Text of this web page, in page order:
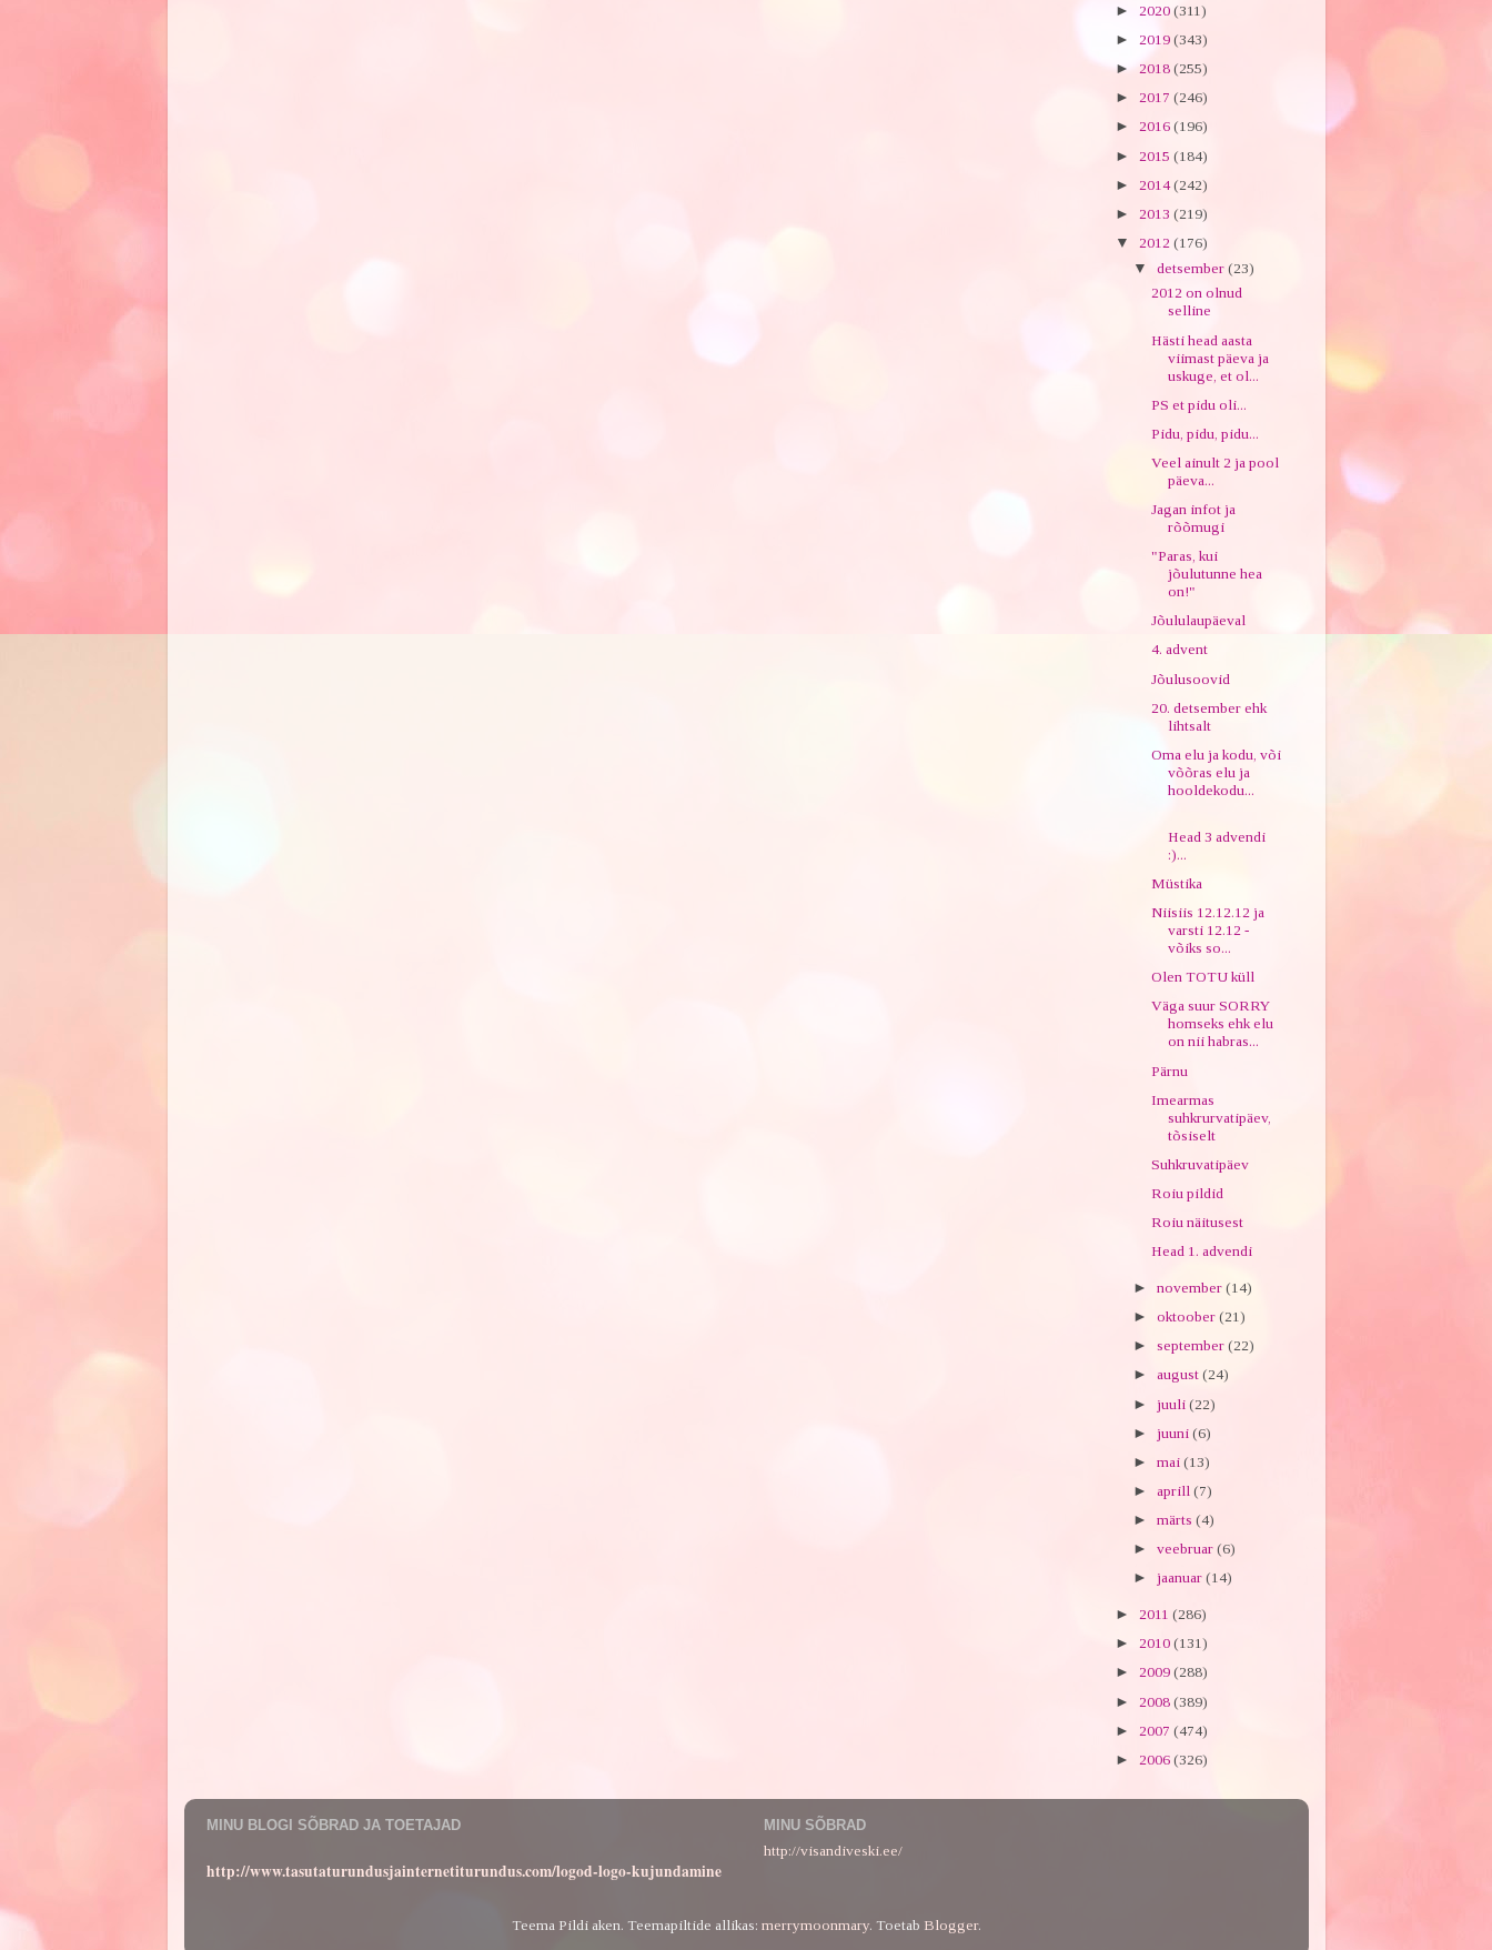
► 2020 (311)
► 2019 (343)
► 2018 (255)
► 2017 (246)
► 2016 (196)
► 2015 (184)
► 2014(242)
► 2013 (219)
▼ 2012 (176)
▼ detsember (23)
2012 on olnud
selline
Hästi head aasta
viimast päeva ja
uskuge, et ol...
PS et pidu oli...
Pidu, pidu, pidu...
Veel ainult 2 ja pool
päeva...
Jagan infot ja
rõõmugi
"Paras, kui
jõulutunne hea
on!"
Jõululaupäeval
4. advent
Jõulusoovid
20. detsember ehk
lihtsalt
Oma elu ja kodu, või
võõras elu ja
hooldekodu...
Head 3 advendi
:)...
Müstika
Niisiis 12.12.12 ja
varsti 12.12 -
võiks so...
Olen TOTU küll
Väga suur SORRY
homseks ehk elu
on nii habras...
Pärnu
Imearmas
suhkrurvatipäev,
tõsiselt
Suhkruvatipäev
Roiu pildid
Roiu näitusest
Head 1. advendi
► november (14)
► oktoober (21)
► september (22)
► august (24)
► juuli (22)
► juuni (6)
► mai (13)
► aprill (7)
► märts (4)
► veebruar (6)
► jaanuar (14)
► 2011 (286)
► 2010 (131)
► 2009 (288)
► 2008 (389)
► 2007 (474)
► 2006 (326)
MINU BLOGI SÕBRAD JA TOETAJAD
http://www.tasutaturundusjainternetiturundus.com/logod-logo-kujundamine
MINU SÕBRAD
http://visandiveski.ee/
Teema Pildi aken. Teemapiltide allikas: merrymoonmary. Toetab Blogger.